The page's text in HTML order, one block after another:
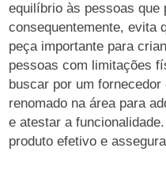
equilíbrio às pessoas que
consequentemente, evita
peça importante para
pessoas com limitações
buscar por um
renomado na área para
e atestar a
produto efetivo e